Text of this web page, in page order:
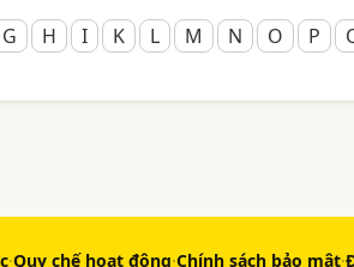
G H I K L M N O P
·Quy chế hoạt động·Chính sách bảo mật·